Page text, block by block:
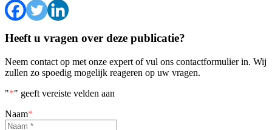
Heeft u vragen over deze publicatie?
Neem contact op met onze expert of vul ons contactformulier in. Wij
zullen zo spoedig mogelijk reageren op uw vragen.
"*" geeft vereiste velden aan
Naam*